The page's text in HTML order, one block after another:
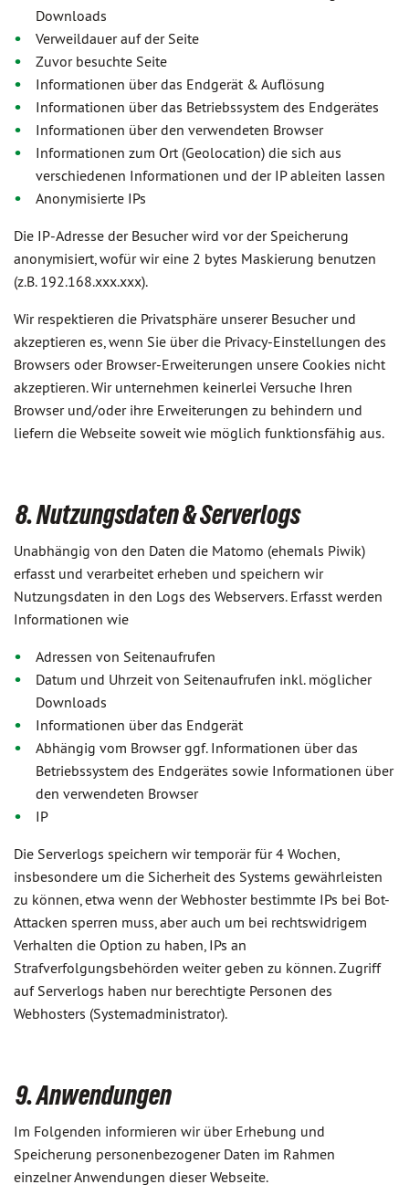
Downloads
Verweildauer auf der Seite
Zuvor besuchte Seite
Informationen über das Endgerät & Auflösung
Informationen über das Betriebssystem des Endgerätes
Informationen über den verwendeten Browser
Informationen zum Ort (Geolocation) die sich aus
verschiedenen Informationen und der IP ableiten lassen
Anonymisierte IPs
Die IP-Adresse der Besucher wird vor der Speicherung
anonymisiert, wofür wir eine 2 bytes Maskierung benutzen
(z.B. 192.168.xxx.xxx).
Wir respektieren die Privatsphäre unserer Besucher und
akzeptieren es, wenn Sie über die Privacy-Einstellungen des
Browsers oder Browser-Erweiterungen unsere Cookies nicht
akzeptieren. Wir unternehmen keinerlei Versuche Ihren
Browser und/oder ihre Erweiterungen zu behindern und
liefern die Webseite soweit wie möglich funktionsfähig aus.
8. Nutzungsdaten & Serverlogs
Unabhängig von den Daten die Matomo (ehemals Piwik)
erfasst und verarbeitet erheben und speichern wir
Nutzungsdaten in den Logs des Webservers. Erfasst werden
Informationen wie
Adressen von Seitenaufrufen
Datum und Uhrzeit von Seitenaufrufen inkl. möglicher
Downloads
Informationen über das Endgerät
Abhängig vom Browser ggf. Informationen über das
Betriebssystem des Endgerätes sowie Informationen über
den verwendeten Browser
IP
Die Serverlogs speichern wir temporär für 4 Wochen,
insbesondere um die Sicherheit des Systems gewährleisten
zu können, etwa wenn der Webhoster bestimmte IPs bei Bot-
Attacken sperren muss, aber auch um bei rechtswidrigem
Verhalten die Option zu haben, IPs an
Strafverfolgungsbehörden weiter geben zu können. Zugriff
auf Serverlogs haben nur berechtigte Personen des
Webhosters (Systemadministrator).
9. Anwendungen
Im Folgenden informieren wir über Erhebung und
Speicherung personenbezogener Daten im Rahmen
einzelner Anwendungen dieser Webseite.